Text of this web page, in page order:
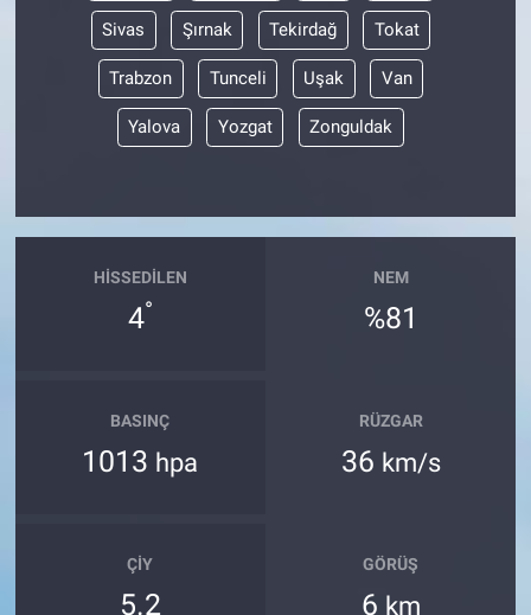
Sivas Şırnak Tekirdağ Tokat
Trabzon Tunceli Uşak Van
Yalova Yozgat Zonguldak
HISSEDILEN
4°
NEM
%81
BASINÇ
1013 hpa
RÜZGAR
36 km/s
ÇIY
5.2
GÖRÜŞ
6 km